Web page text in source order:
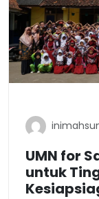
UMN for
untuk